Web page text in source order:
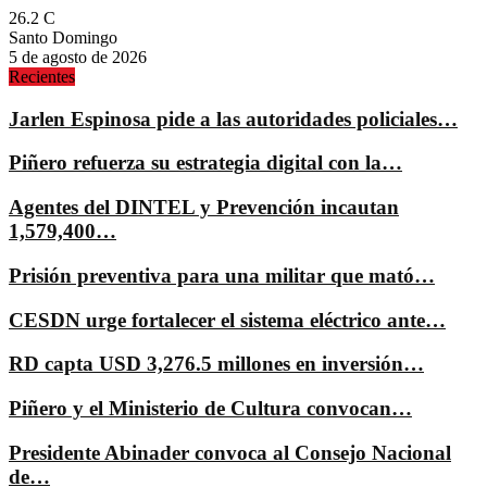
26.2 C
Santo Domingo
5 de agosto de 2026
Recientes
Jarlen Espinosa pide a las autoridades policiales…
Piñero refuerza su estrategia digital con la…
Agentes del DINTEL y Prevención incautan
1,579,400…
Prisión preventiva para una militar que mató…
CESDN urge fortalecer el sistema eléctrico ante…
RD capta USD 3,276.5 millones en inversión…
Piñero y el Ministerio de Cultura convocan…
Presidente Abinader convoca al Consejo Nacional
de…